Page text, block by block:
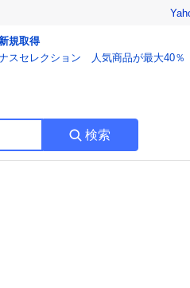
規取得
スセレクション 人気商品が最大40％
検索